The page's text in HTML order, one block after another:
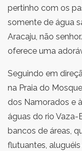
pertinho com os
somente de água
Aracaju, não
oferece uma
Seguindo em
na Praia do
dos Namorados e
águas do rio Vaza-
bancos de áreas,
flutuantes,